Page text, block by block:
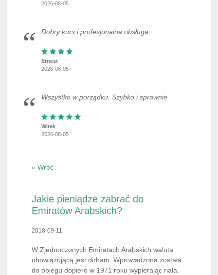
2026-08-05
Dobry kurs i profesjonalna obsługa.
Ernest
2026-08-05
Wszystko w porządku. Szybko i sprawnie.
Witek
2026-08-05
« Wróć
Jakie pieniądze zabrać do
Emiratów Arabskich?
2018-09-11
W Zjednoczonych Emiratach Arabskich waluta
obowiązującą jest dirham. Wprowadzona została
do obiegu dopiero w 1971 roku wypierając riala.